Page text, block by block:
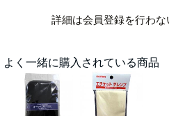
詳細は会員登録を行わ
よく一緒に購入されている商品